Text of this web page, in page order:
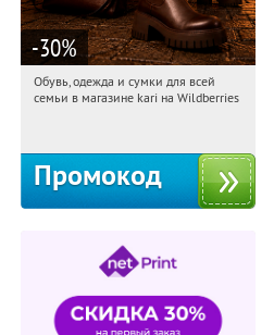
-30%
12:48:19 Получили:
Обувь, одежда и сумки для всей
семьи в магазине kari на Wildberries
Промокод